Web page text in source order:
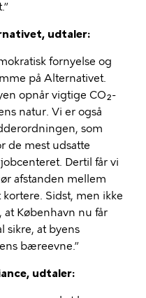
udtaler:
fornyelse og
på Alternativet.
opnår vigtige CO₂-
natur. Vi er også
som
de mest udsatte
Dertil får vi
afstanden mellem
Sidst, men ikke
København nu får
sikre, at byens
bæreevne.”
udtaler: